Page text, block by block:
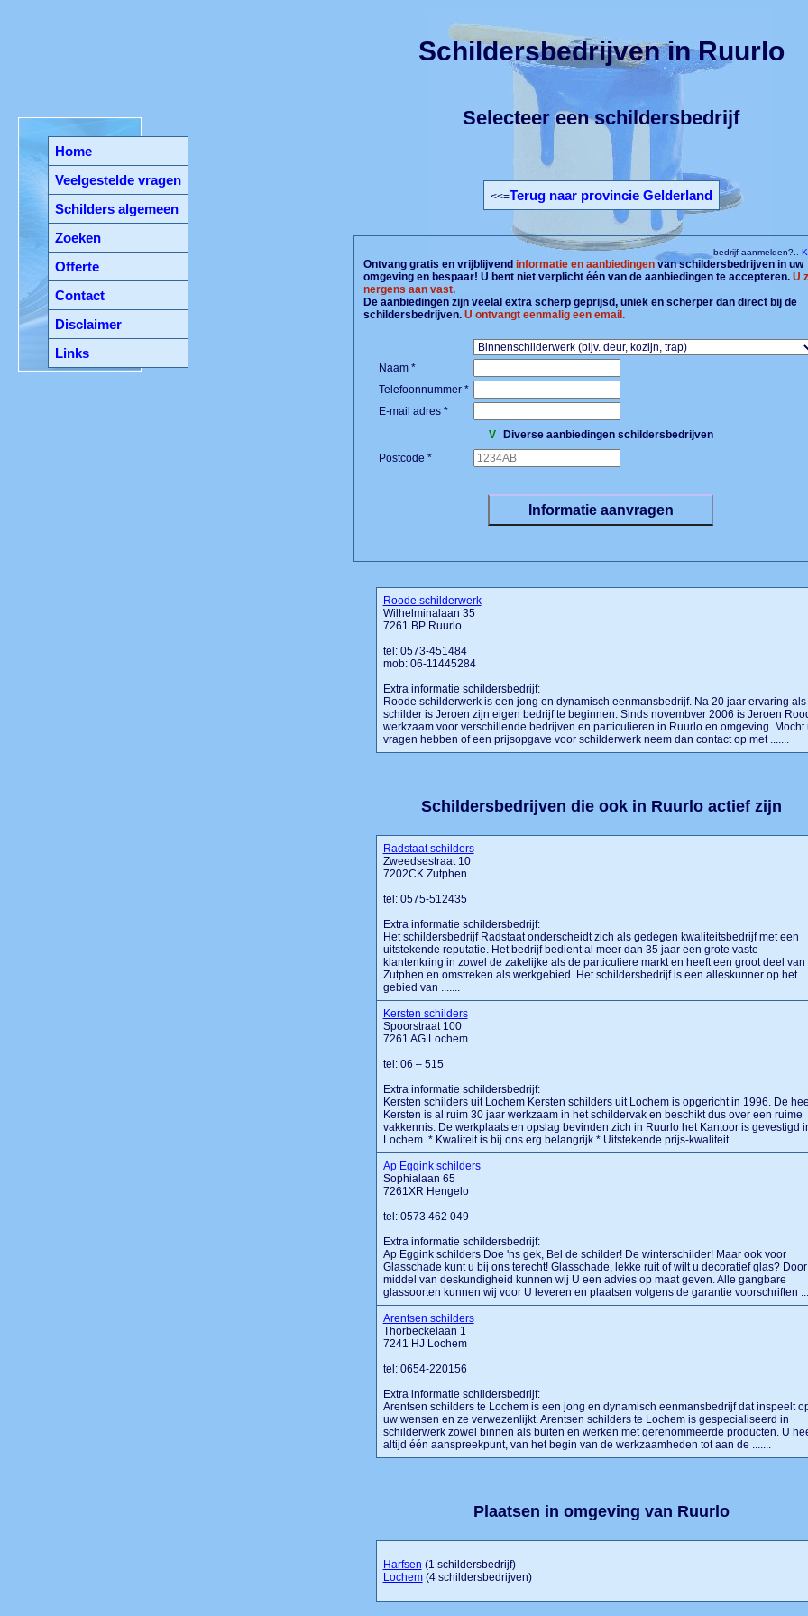
Home
Veelgestelde vragen
Schilders algemeen
Zoeken
Offerte
Contact
Disclaimer
Links
Schildersbedrijven in Ruurlo
Selecteer een schildersbedrijf
<<=Terug naar provincie Gelderland
bedrijf aanmelden?..
Ontvang gratis en vrijblijvend informatie en aanbiedingenvan schildersbedrijven in uw
omgeving en bespaar! U bent niet verplicht één van de aanbiedingen te accepteren. U
nergens aan vast.
De aanbiedingen zijn veelal extra scherp geprijsd, uniek en scherper dan direct bij de
schildersbedrijven. U ontvangt eenmalig een email.
Naam *
Telefoonnummer *
E-mail adres *
V
Diverse aanbiedingen schildersbedrijven
Postcode *
Roode schilderwerk
Wilhelminalaan 35
7261 BP Ruurlo
tel: 0573-451484
mob: 06-11445284
Extra informatie schildersbedrijf:
Roode schilderwerk is een jong en dynamisch eenmansbedrijf. Na 20 jaar ervaring als
schilder is Jeroen zijn eigen bedrijf te beginnen. Sinds novembver 2006 is Jeroen
werkzaam voor verschillende bedrijven en particulieren in Ruurlo en omgeving. Mocht
vragen hebben of een prijsopgave voor schilderwerk neem dan contact op met .......
Schildersbedrijven die ook in Ruurlo actief zijn
Radstaat schilders
Zweedsestraat 10
7202CK Zutphen
tel: 0575-512435
Extra informatie schildersbedrijf:
Het schildersbedrijf Radstaat onderscheidt zich als gedegen kwaliteitsbedrijf met een
uitstekende reputatie. Het bedrijf bedient al meer dan 35 jaar een grote vaste
klantenkring in zowel de zakelijke als de particuliere markt en heeft een groot deel van
Zutphen en omstreken als werkgebied. Het schildersbedrijf is een alleskunner op het
gebied van .......
Kersten schilders
Spoorstraat 100
7261 AG Lochem
tel: 06 – 515
Extra informatie schildersbedrijf:
Kersten schilders uit Lochem Kersten schilders uit Lochem is opgericht in 1996. De
Kersten is al ruim 30 jaar werkzaam in het schildervak en beschikt dus over een ruime
vakkennis. De werkplaats en opslag bevinden zich in Ruurlo het Kantoor is gevestigd
Lochem. * Kwaliteit is bij ons erg belangrijk * Uitstekende prijs-kwaliteit .......
Ap Eggink schilders
Sophialaan 65
7261XR Hengelo
tel: 0573 462 049
Extra informatie schildersbedrijf:
Ap Eggink schilders Doe 'ns gek, Bel de schilder! De winterschilder! Maar ook voor
Glasschade kunt u bij ons terecht! Glasschade, lekke ruit of wilt u decoratief glas? Door
middel van deskundigheid kunnen wij U een advies op maat geven. Alle gangbare
glassoorten kunnen wij voor U leveren en plaatsen volgens de garantie voorschriften
Arentsen schilders
Thorbeckelaan 1
7241 HJ Lochem
tel: 0654-220156
Extra informatie schildersbedrijf:
Arentsen schilders te Lochem is een jong en dynamisch eenmansbedrijf dat inspeelt
uw wensen en ze verwezenlijkt. Arentsen schilders te Lochem is gespecialiseerd in
schilderwerk zowel binnen als buiten en werken met gerenommeerde producten. U
altijd één aanspreekpunt, van het begin van de werkzaamheden tot aan de .......
Plaatsen in omgeving van Ruurlo
Harfsen (1 schildersbedrijf)
Lochem(4 schildersbedrijven)